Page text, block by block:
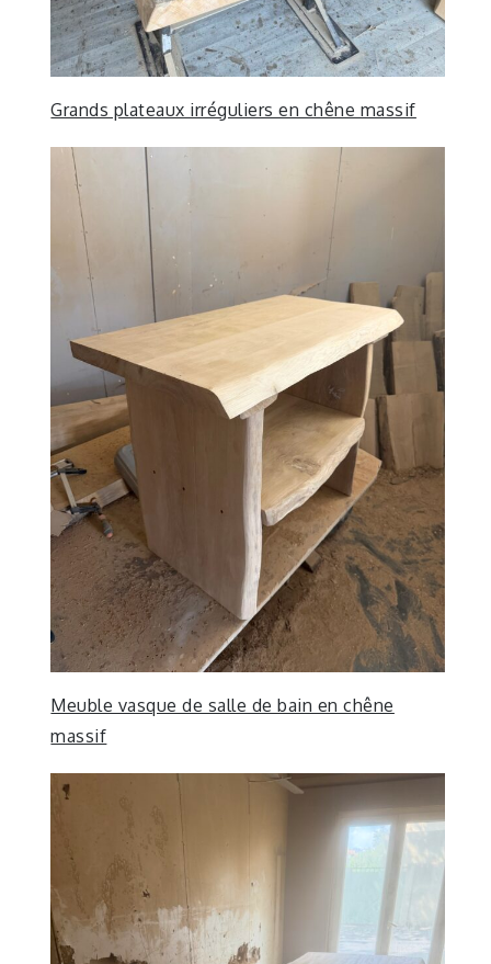
Grands plateaux irréguliers en chêne massif
Meuble vasque de salle de bain en chêne
massif